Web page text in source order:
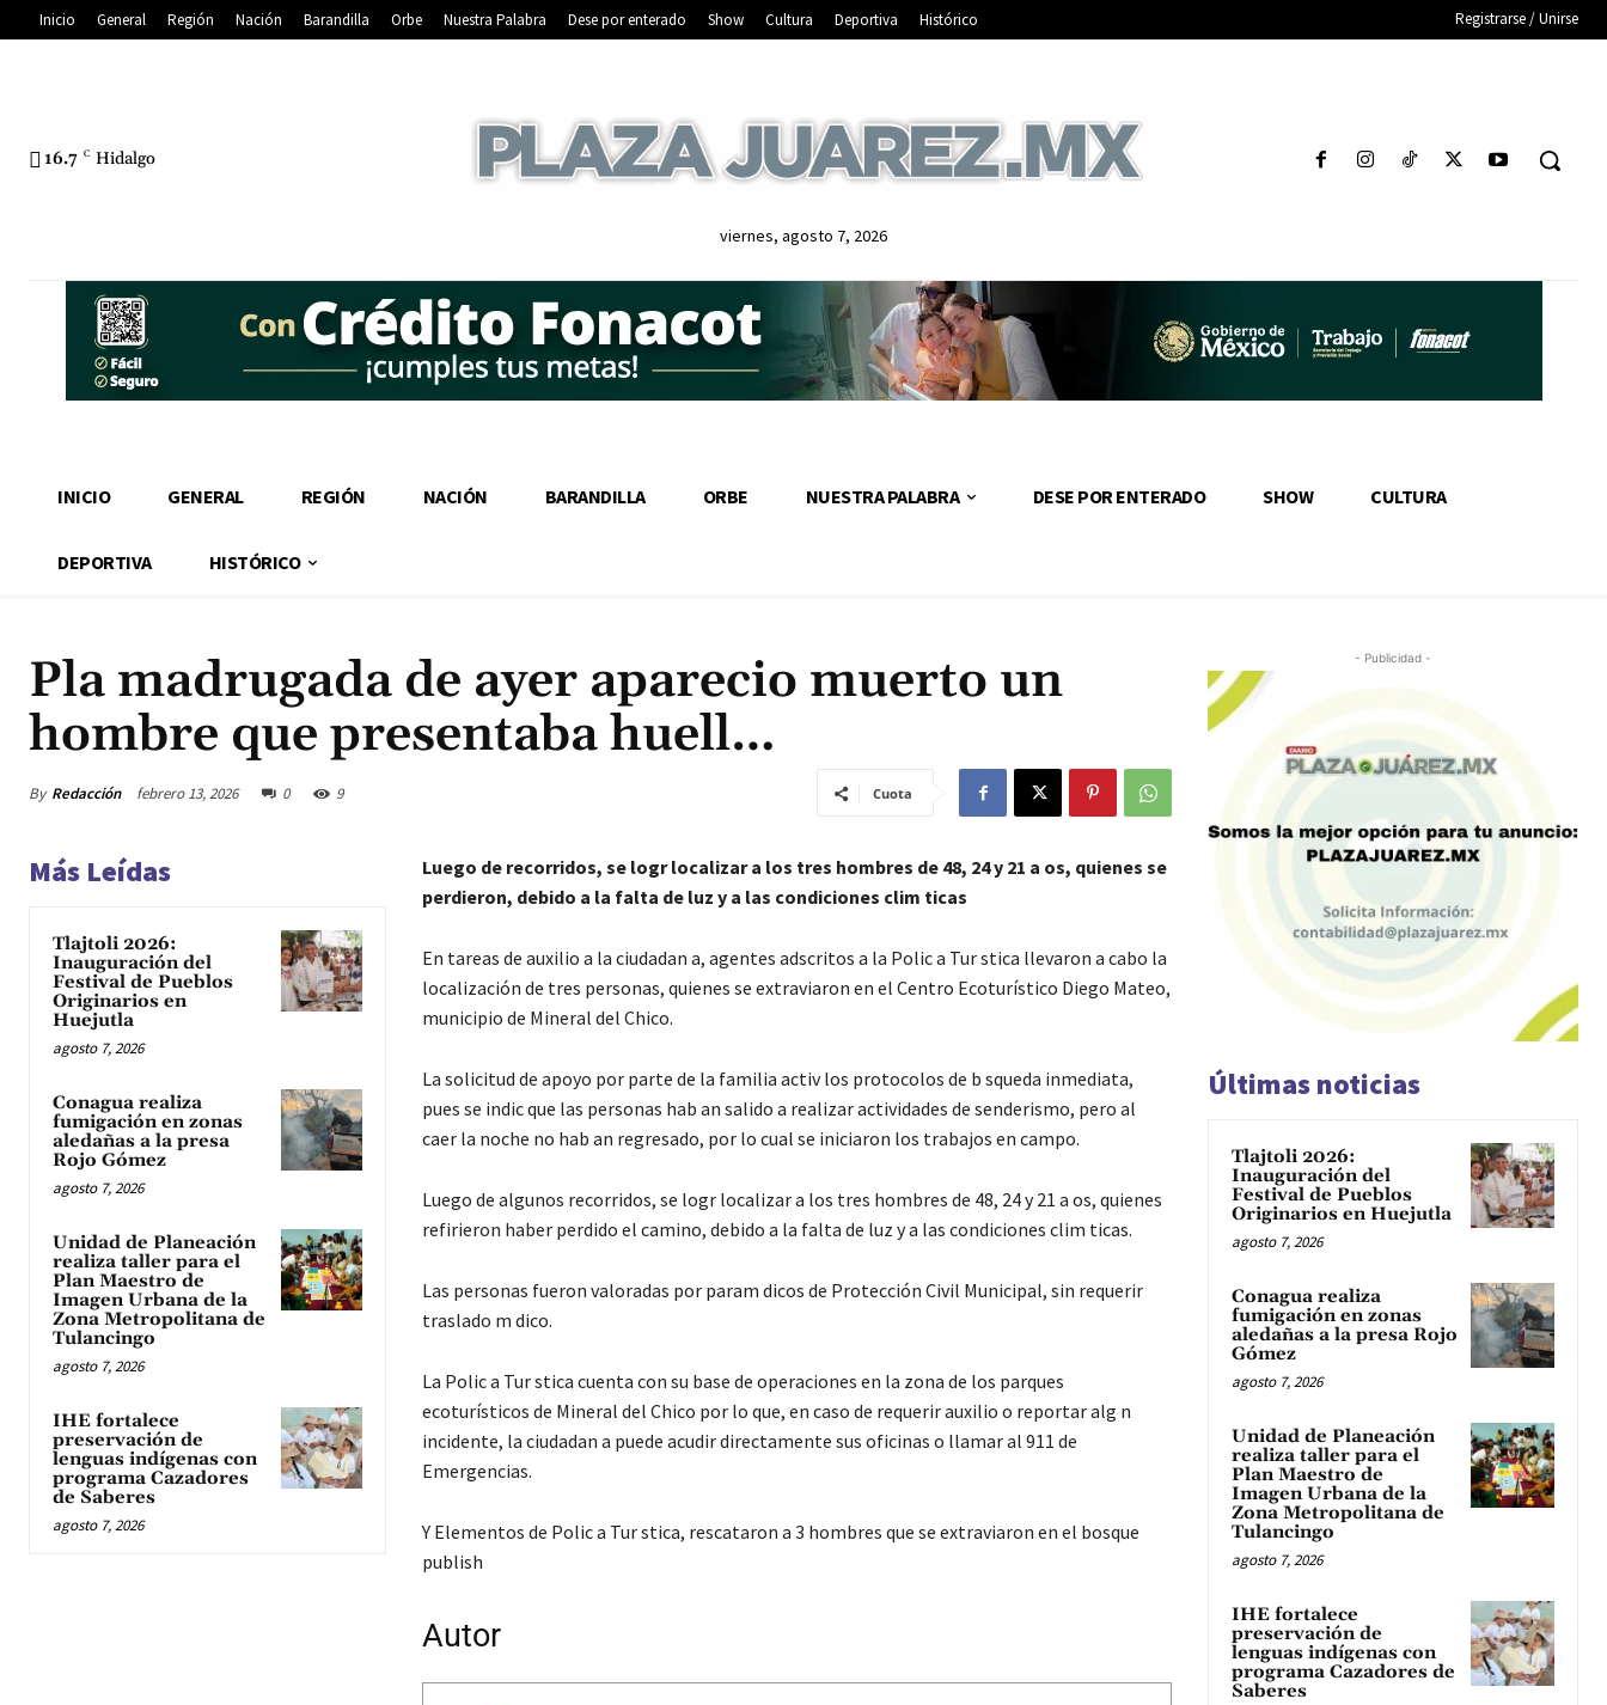
Inicio General Región Nación Barandilla Orbe Nuestra Palabra Dese por enterado Show Cultura Deportiva Histórico Registrarse / Unirse
16.7 C Hidalgo
viernes, agosto 7, 2026
INICIO GENERAL REGIÓN NACIÓN BARANDILLA ORBE NUESTRA PALABRA DESE POR ENTERADO SHOW CULTURA
DEPORTIVA HISTÓRICO
Pla madrugada de ayer aparecio muerto un
hombre que presentaba huell…
By Redacción febrero 13, 2026 0 9 Cuota
Más Leídas
Tlajtoli 2026:
Inauguración del
Festival de Pueblos
Originarios en
Huejutla
agosto 7, 2026
Conagua realiza
fumigación en zonas
aledañas a la presa
Rojo Gómez
agosto 7, 2026
Unidad de Planeación
realiza taller para el
Plan Maestro de
Imagen Urbana de la
Zona Metropolitana de
Tulancingo
agosto 7, 2026
IHE fortalece
preservación de
lenguas indígenas con
programa Cazadores
de Saberes
agosto 7, 2026
Luego de recorridos, se logr localizar a los tres hombres de 48, 24 y 21 a os, quienes se
perdieron, debido a la falta de luz y a las condiciones clim ticas
En tareas de auxilio a la ciudadan a, agentes adscritos a la Polic a Tur stica llevaron a cabo la
localización de tres personas, quienes se extraviaron en el Centro Ecoturístico Diego Mateo,
municipio de Mineral del Chico.
La solicitud de apoyo por parte de la familia activ los protocolos de b squeda inmediata,
pues se indic que las personas hab an salido a realizar actividades de senderismo, pero al
caer la noche no hab an regresado, por lo cual se iniciaron los trabajos en campo.
Luego de algunos recorridos, se logr localizar a los tres hombres de 48, 24 y 21 a os, quienes
refirieron haber perdido el camino, debido a la falta de luz y a las condiciones clim ticas.
Las personas fueron valoradas por param dicos de Protección Civil Municipal, sin requerir
traslado m dico.
La Polic a Tur stica cuenta con su base de operaciones en la zona de los parques
ecoturísticos de Mineral del Chico por lo que, en caso de requerir auxilio o reportar alg n
incidente, la ciudadan a puede acudir directamente sus oficinas o llamar al 911 de
Emergencias.
Y Elementos de Polic a Tur stica, rescataron a 3 hombres que se extraviaron en el bosque
publish
Autor
- Publicidad -
Últimas noticias
Tlajtoli 2026:
Inauguración del
Festival de Pueblos
Originarios en Huejutla
agosto 7, 2026
Conagua realiza
fumigación en zonas
aledañas a la presa Rojo
Gómez
agosto 7, 2026
Unidad de Planeación
realiza taller para el
Plan Maestro de
Imagen Urbana de la
Zona Metropolitana de
Tulancingo
agosto 7, 2026
IHE fortalece
preservación de
lenguas indígenas con
programa Cazadores de
Saberes